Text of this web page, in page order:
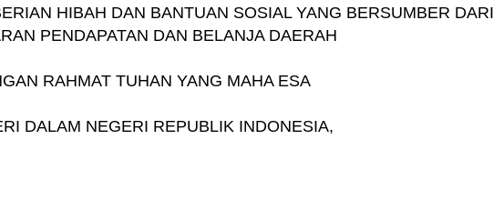
HIBAH DAN BANTUAN SOSIAL YANG BERSUMBER DARI
PENDAPATAN DAN BELANJA DAERAH
RAHMAT TUHAN YANG MAHA ESA
DALAM NEGERI REPUBLIK INDONESIA,